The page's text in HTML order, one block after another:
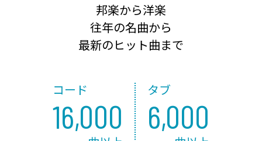
邦楽から洋楽
往年の名曲から
最新のヒット曲まで
コード
16,000
タブ
6,000